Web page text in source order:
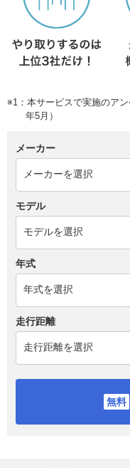
※1：本サービスで実施のア
年5月）
メーカー
モデル
年式
走行距離